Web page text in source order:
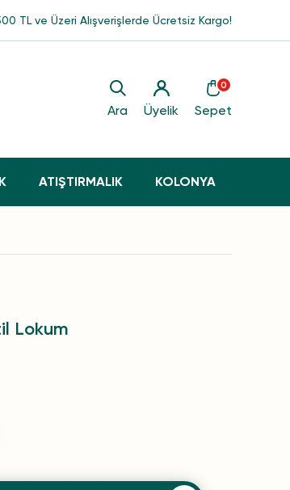
Ara Üyelik
0
Sepet
ATIŞTIRMALIK KOLONYA
TL ve Üzeri Alışverişlerde Ücretsiz Kargo!
Lokum